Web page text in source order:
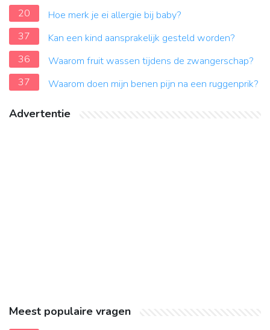
20
Hoe merk je ei allergie bij baby?
37
Kan een kind aansprakelijk gesteld worden?
36
Waarom fruit wassen tijdens de zwangerschap?
37
Waarom doen mijn benen pijn na een ruggenprik?
Advertentie
Meest populaire vragen